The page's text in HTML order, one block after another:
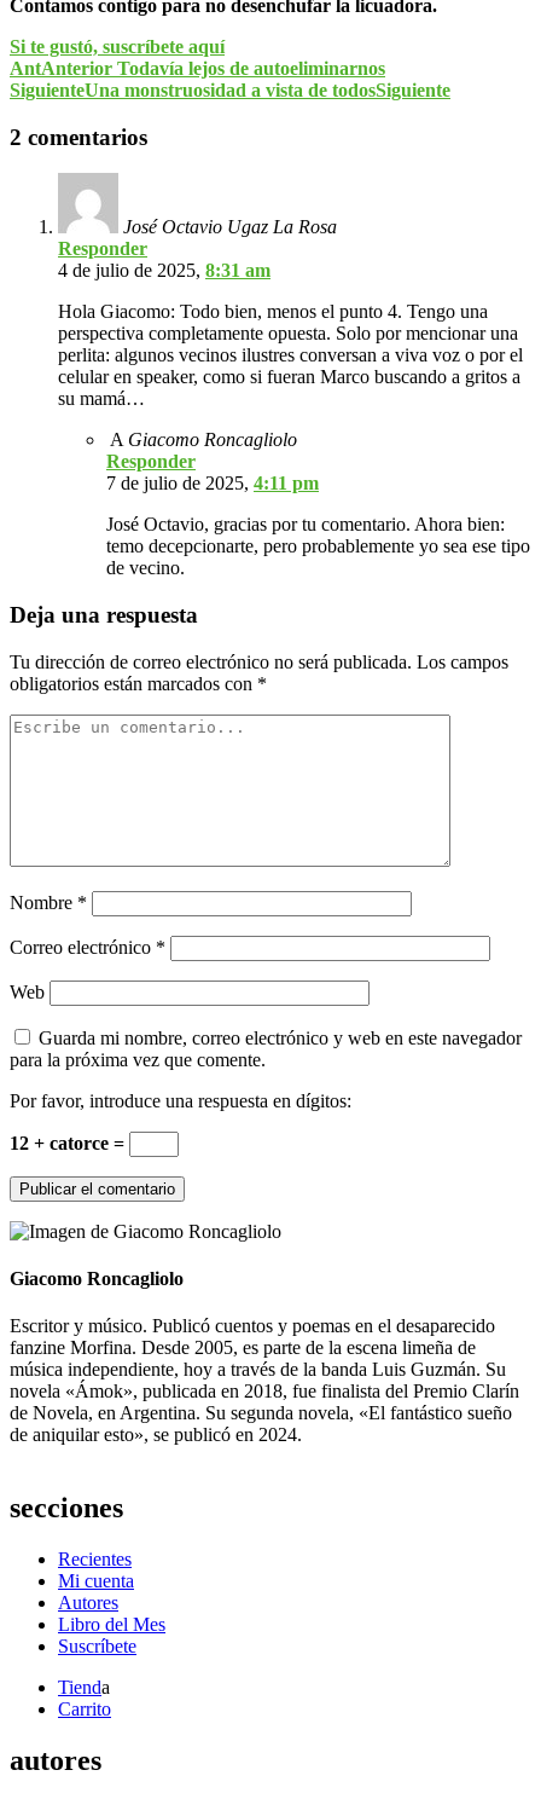
Contamos contigo para no desenchufar la licuadora.
Si te gustó, suscríbete aquí
AntAnterior Todavía lejos de autoeliminarnos
SiguienteUna monstruosidad a vista de todosSiguiente
2 comentarios
José Octavio Ugaz La Rosa
Responder
4 de julio de 2025, 8:31 am
Hola Giacomo: Todo bien, menos el punto 4. Tengo una
perspectiva completamente opuesta. Solo por mencionar una
perlita: algunos vecinos ilustres conversan a viva voz o por el
celular en speaker, como si fueran Marco buscando a gritos a
su mamá…
A Giacomo Roncagliolo
Responder
7 de julio de 2025, 4:11 pm
José Octavio, gracias por tu comentario. Ahora bien:
temo decepcionarte, pero probablemente yo sea ese tipo
de vecino.
Deja una respuesta
Tu dirección de correo electrónico no será publicada. Los campos
obligatorios están marcados con *
Nombre *
Correo electrónico *
Web
Guarda mi nombre, correo electrónico y web en este navegador
para la próxima vez que comente.
Por favor, introduce una respuesta en dígitos:
12 + catorce =
Giacomo Roncagliolo
Escritor y músico. Publicó cuentos y poemas en el desaparecido
fanzine Morfina. Desde 2005, es parte de la escena limeña de
música independiente, hoy a través de la banda Luis Guzmán. Su
novela «Ámok», publicada en 2018, fue finalista del Premio Clarín
de Novela, en Argentina. Su segunda novela, «El fantástico sueño
de aniquilar esto», se publicó en 2024.
secciones
Recientes
Mi cuenta
Autores
Libro del Mes
Suscríbete
Tienda
Carrito
autores